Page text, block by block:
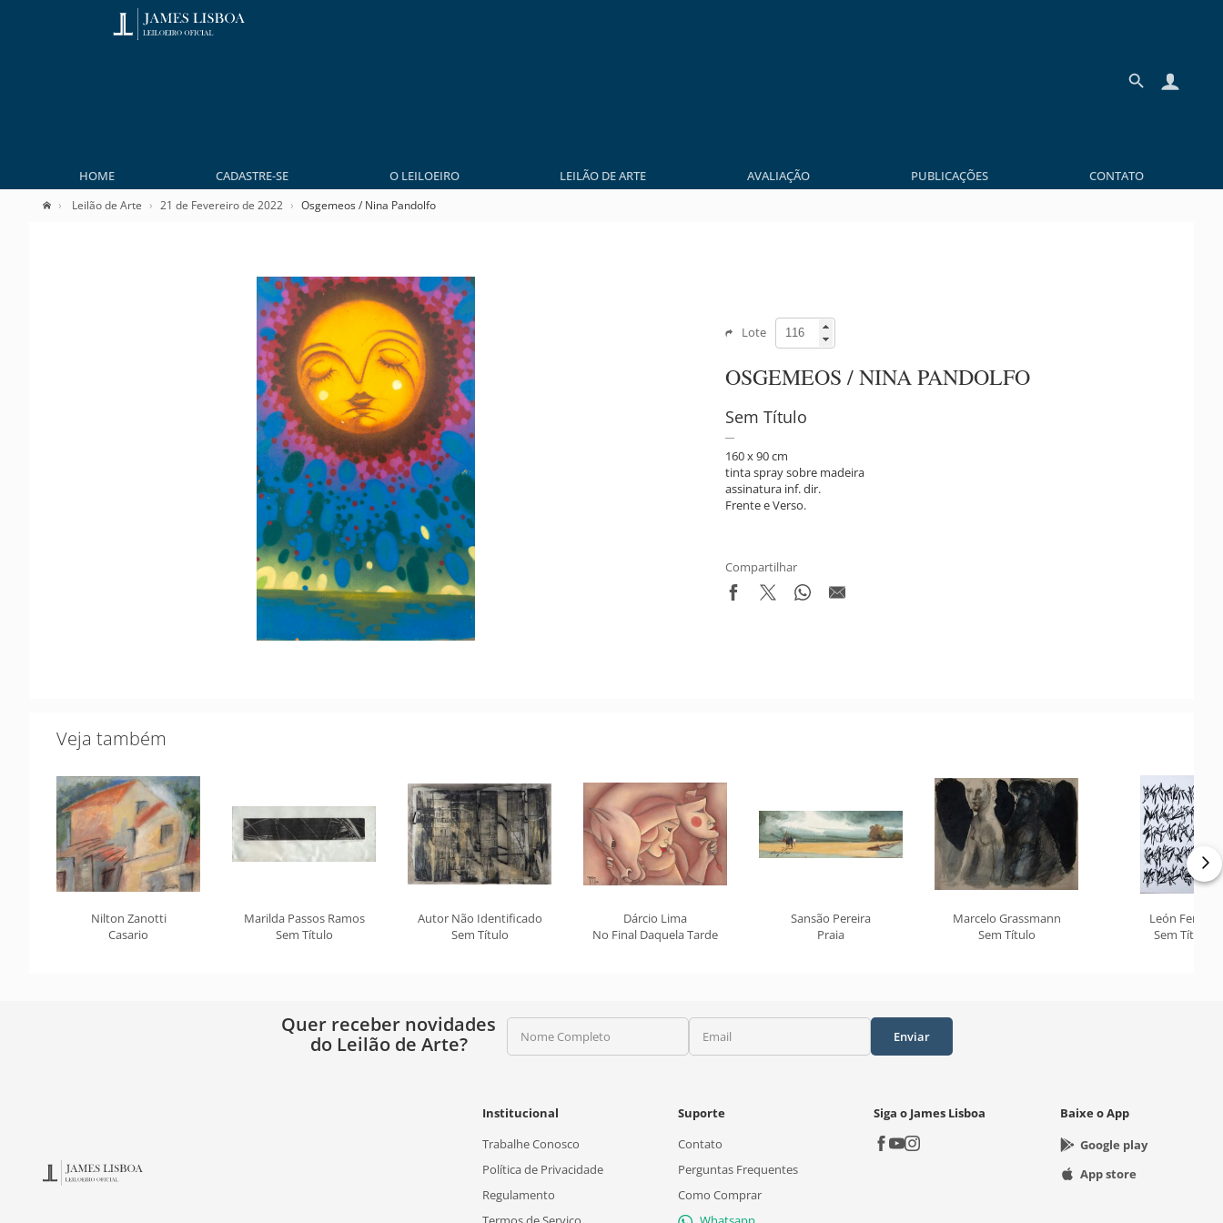
HOME CADASTRE-SE O LEILOEIRO LEILÃO DE ARTE AVALIAÇÃO PUBLICAÇÕES CONTATO
Leilão de Arte 21 de Fevereiro de 2022 Osgemeos / Nina Pandolfo
Lote
OSGEMEOS / NINA PANDOLFO
Sem Título
160 x 90 cm
tinta spray sobre madeira
assinatura inf. dir.
Frente e Verso.
Compartilhar
Veja também
Nilton Zanotti
Casario
Marilda Passos Ramos
Sem Título
Autor Não Identificado
Sem Título
Dárcio Lima
No Final Daquela Tarde
Sansão Pereira
Praia
Marcelo Grassmann
Sem Título
León Ferrari
Sem Título
Quer receber novidades
do Leilão de Arte?
Nome Completo Email Enviar
Institucional
Trabalhe Conosco
Política de Privacidade
Regulamento
Suporte
Contato
Perguntas Frequentes
Como Comprar
Siga o James Lisboa
Baixe o App
Google play
App store